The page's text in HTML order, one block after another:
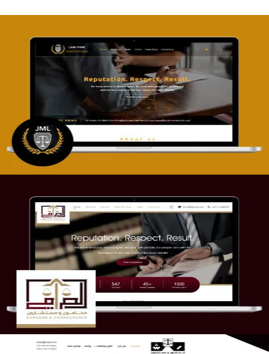
تصميم موقع آل جبار والمزارقة للمحاماة
التفاصيل
موقع الصرامي للمحاماة
التفاصيل